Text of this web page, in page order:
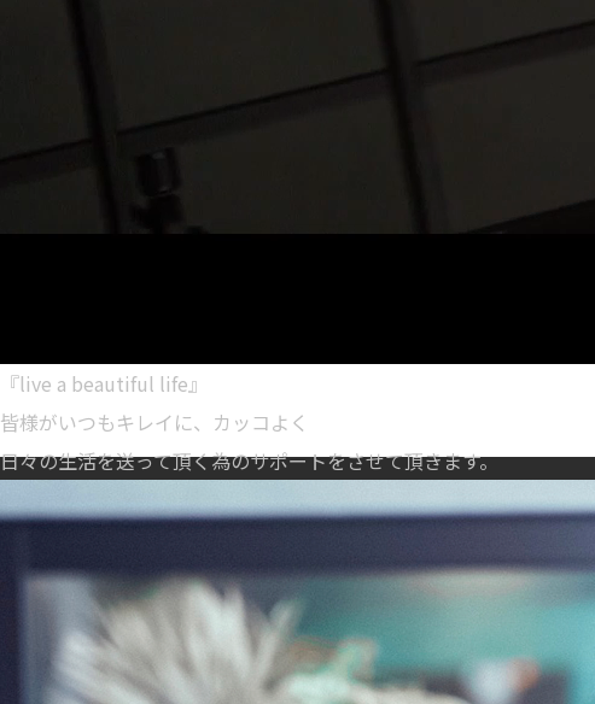
『live a beautiful life』
皆様がいつもキレイに、カッコよく
日々の生活を送って頂く為のサポートをさせて頂きます。